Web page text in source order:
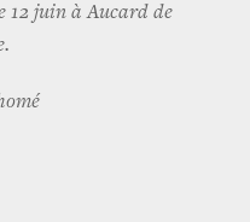
12 juin à Aucard de